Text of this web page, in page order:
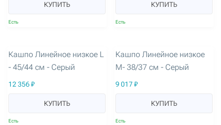
КУПИТЬ
Есть
КУПИТЬ
Есть
Кашпо Линейное низкое L
- 45/44 см - Серый
12 356 ₽
КУПИТЬ
Есть
Кашпо Линейное низкое
M- 38/37 см - Серый
9 017 ₽
КУПИТЬ
Есть